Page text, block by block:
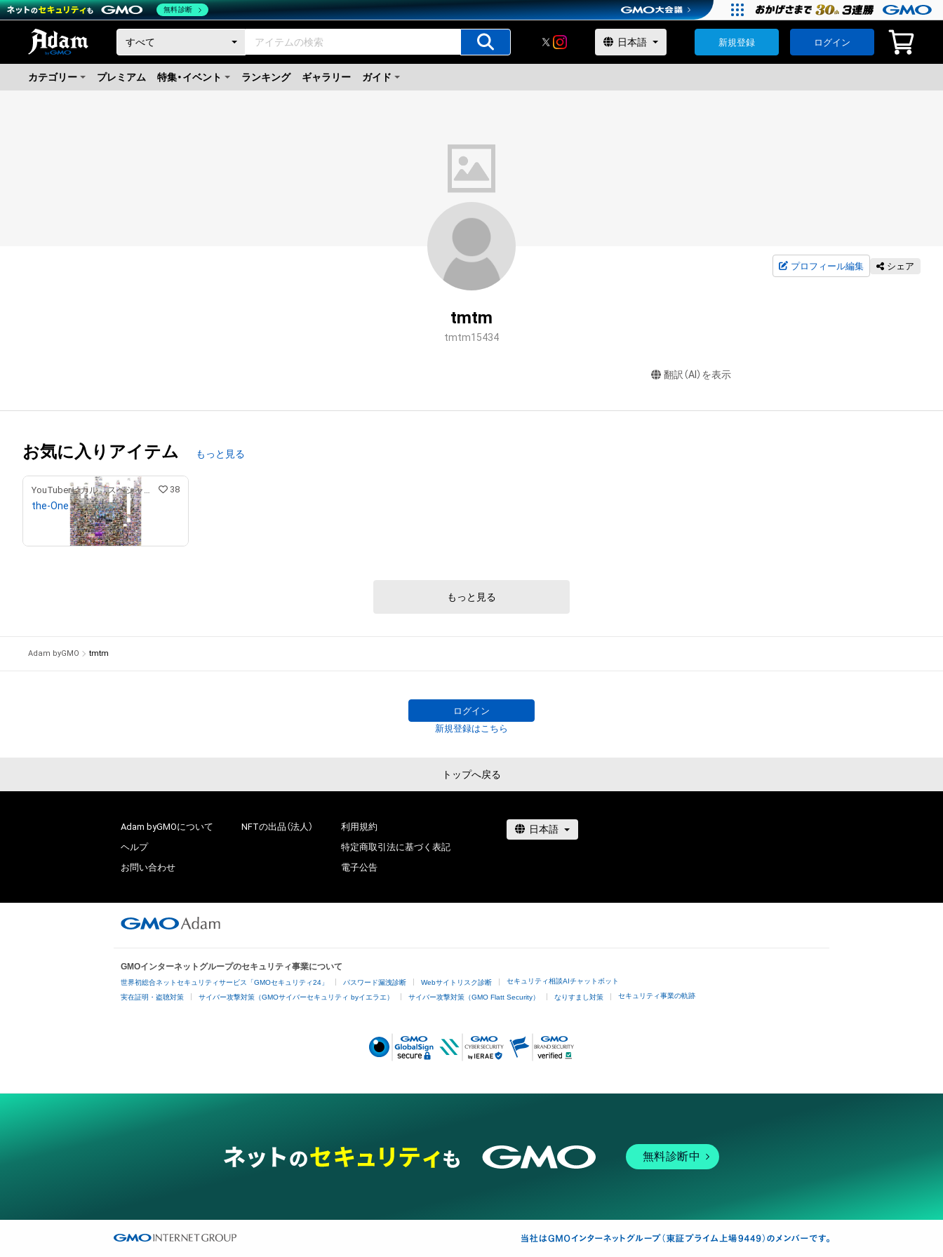
新規登録 ログイン
カテゴリー プレミアム 特集・イベント ランキング ギャラリー ガイド
プロフィール編集 シェア
tmtm
tmtm15434
翻訳（AI）を表示
お気に入りアイテム もっと見る
YouTuberヒカル スペシャルコンテンツストア 38
the-One
9,900,000
もっと見る
Adam byGMO tmtm
ログイン
新規登録はこちら
トップへ戻る
Adam byGMOについて
ヘルプ
お問い合わせ
NFTの出品（法人）
利用規約
特定商取引法に基づく表記
電子公告
GMOインターネットグループのセキュリティ事業について
世界初総合ネットセキュリティサービス「GMOセキュリティ24」 パスワード漏洩診断 Webサイトリスク診断 セキュリティ相談AIチャットボット
実在証明・盗聴対策 サイバー攻撃対策（GMOサイバーセキュリティ byイエラエ） サイバー攻撃対策（GMO Flatt Security） なりすまし対策 セキュリティ事業の軌跡
無料診断中
無料診断